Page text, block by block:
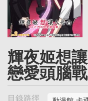
輝夜姬想
戀愛頭腦
目錄路徑